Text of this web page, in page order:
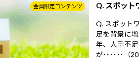
会員限定コンテンツ Q. スポット
Q. スポット
足を背景に
年、人手不
が･･････（